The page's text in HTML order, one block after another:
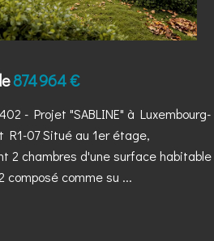
874 964 €
- Projet "SABLINE" à Luxembourg-
R1-07 Situé au 1er étage,
2 chambres d'une surface habitable
composé comme su ...